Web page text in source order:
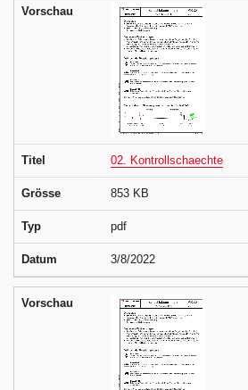
Vorschau
Titel 02. Kontrollschaechte
Grösse 853 KB
Typ pdf
Datum 3/8/2022
Vorschau